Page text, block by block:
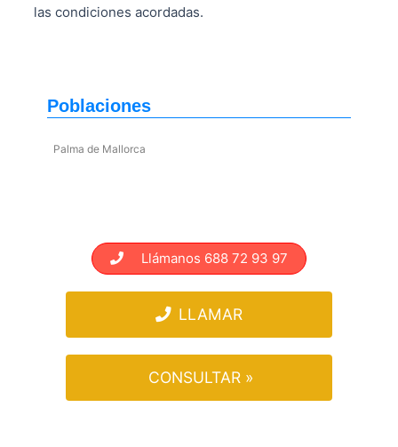
las condiciones acordadas.
Poblaciones
Palma de Mallorca
Llámanos 688 72 93 97
LLAMAR
CONSULTAR »